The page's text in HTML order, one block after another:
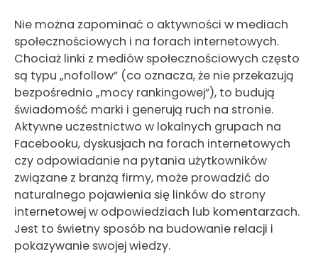
Nie można zapominać o aktywności w mediach
społecznościowych i na forach internetowych.
Chociaż linki z mediów społecznościowych często
są typu „nofollow” (co oznacza, że nie przekazują
bezpośrednio „mocy rankingowej”), to budują
świadomość marki i generują ruch na stronie.
Aktywne uczestnictwo w lokalnych grupach na
Facebooku, dyskusjach na forach internetowych
czy odpowiadanie na pytania użytkowników
związane z branżą firmy, może prowadzić do
naturalnego pojawienia się linków do strony
internetowej w odpowiedziach lub komentarzach.
Jest to świetny sposób na budowanie relacji i
pokazywanie swojej wiedzy.